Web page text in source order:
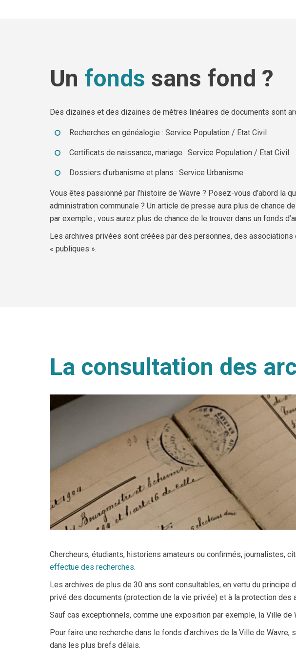
Un fonds sans fond ?
Des dizaines et des dizaines de mètres linéaires de documents sont
Recherches en généalogie : Service Population / Etat Civil
Certificats de naissance, mariage : Service Population / Etat Civil
Dossiers d’urbanisme et plans : Service Urbanisme
Vous êtes passionné par l’histoire de Wavre ? Posez-vous d’abord la
administration communale ? Un article de presse aura plus de chance
par exemple ; vous aurez plus de chance de le trouver dans un fonds
Les archives privées sont créées par des personnes, des
« publiques ».
La consultation des
Chercheurs, étudiants, historiens amateurs ou confirmés, journalistes,
effectue des recherches.
Les archives de plus de 30 ans sont consultables, en vertu du principe
privé des documents (protection de la vie privée) et à la protection
Sauf cas exceptionnels, comme une exposition par exemple, la Ville de
Pour faire une recherche dans le fonds d’archives de la Ville de Wavre,
dans les plus brefs délais.